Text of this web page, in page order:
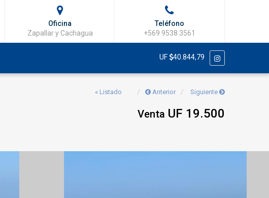
Oficina
Zapallar y Cachagua
Teléfono
+569 9538 3561
UF 40.844,79
« Listado Anterior Siguiente
Venta UF 19.500